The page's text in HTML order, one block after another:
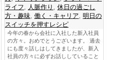
ライフ, 人脈作り , 休日の過ごし
方・趣味, 働く・キャリア, 明日の
スイッチを押すレシピ
今年の春から会社に入社した新入社員
の方々。おめでとうございます。 過去
にも度々話しはしてきましたが、新入
社員の方々に必ずお話ししていること